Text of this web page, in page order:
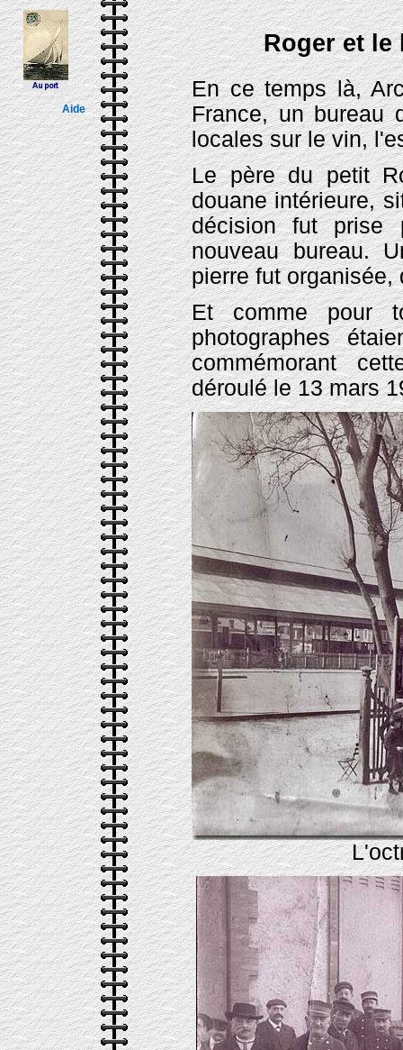
Aide
Roger et le
En ce temps là,
France, un bureau
locales sur le vin,
Le père du petit
douane intérieure,
décision fut prise
nouveau bureau.
pierre fut organisée,
Et comme pour
photographes
commémorant
déroulé le 13 mars